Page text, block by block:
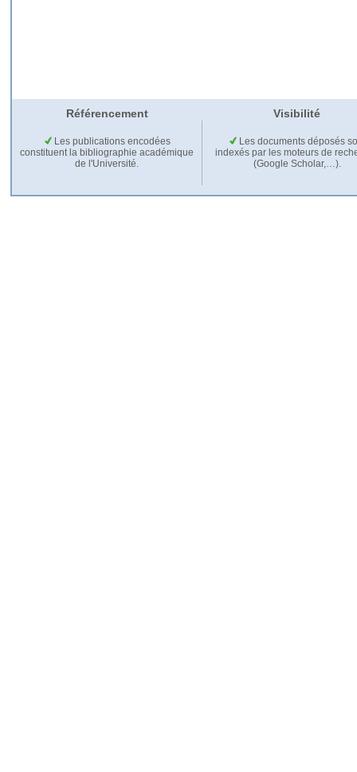
Référencement Visibilité
Les publications encodées
constituent la bibliographie académique
de l'Université.
Les documents déposés
indexés par les moteurs de
(Google Scholar,…).